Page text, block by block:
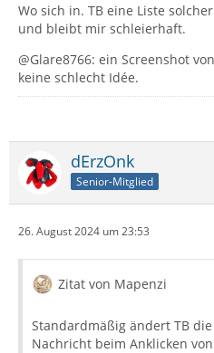
Wo sich in. TB eine Liste
und bleibt mir schleierhaft.
@Glare8766: ein Screenshot
keine schlecht Idée.
dErzOnk
Senior-Mitglied
26. August 2024 um 23:53
Zitat von Mapenzi
Standardmäßig ändert TB
Nachricht beim Anklicken